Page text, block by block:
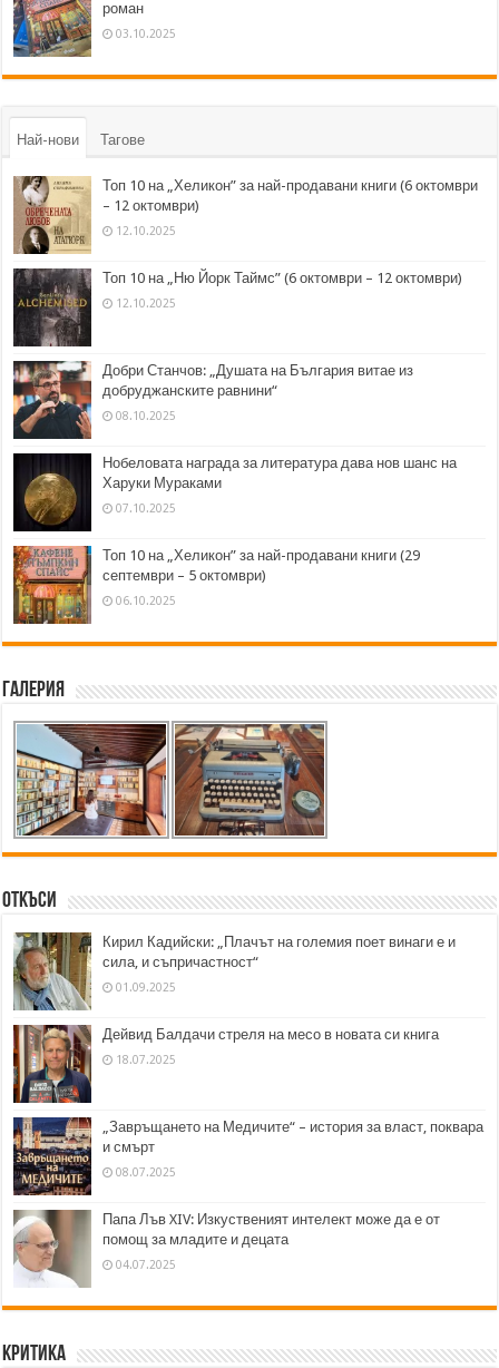
роман
03.10.2025
Най-нови Тагове
Топ 10 на „Хеликон” за най-продавани книги (6 октомври
– 12 октомври)
12.10.2025
Топ 10 на „Ню Йорк Таймс” (6 октомври – 12 октомври)
12.10.2025
Добри Станчов: „Душата на България витае из
добруджанските равнини“
08.10.2025
Нобеловата награда за литература дава нов шанс на
Харуки Мураками
07.10.2025
Топ 10 на „Хеликон” за най-продавани книги (29
септември – 5 октомври)
06.10.2025
Галерия
Откъси
Кирил Кадийски: „Плачът на големия поет винаги е и
сила, и съпричастност“
01.09.2025
Дейвид Балдачи стреля на месо в новата си книга
18.07.2025
„Завръщането на Медичите“ – история за власт, поквара
и смърт
08.07.2025
Папа Лъв XIV: Изкуственият интелект може да е от
помощ за младите и децата
04.07.2025
Критика